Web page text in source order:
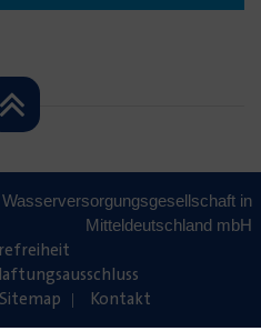
in
Mitteldeutschland mbH
Sitemap Kontakt